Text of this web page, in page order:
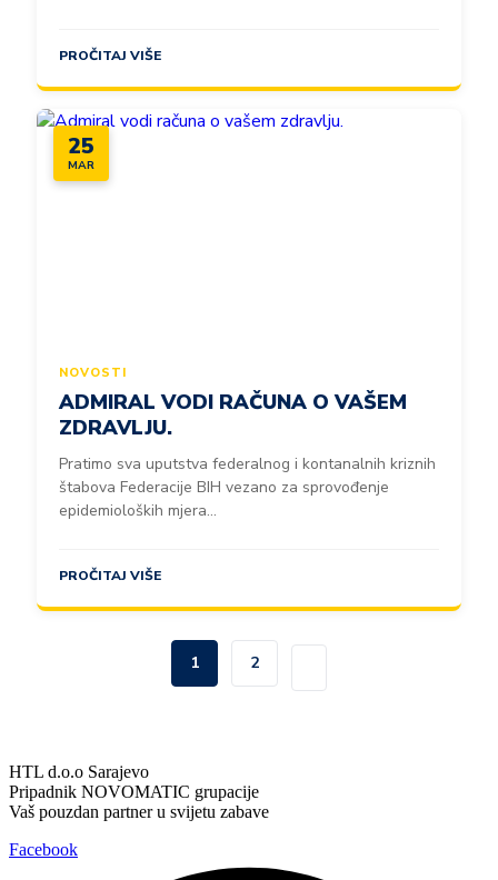
PROČITAJ VIŠE
25
MAR
NOVOSTI
ADMIRAL VODI RAČUNA O VAŠEM
ZDRAVLJU.
Pratimo sva uputstva federalnog i kontanalnih kriznih
štabova Federacije BIH vezano za sprovođenje
epidemioloških mjera...
PROČITAJ VIŠE
1 2
HTL d.o.o Sarajevo
Pripadnik NOVOMATIC grupacije
Vaš pouzdan partner u svijetu zabave
Facebook